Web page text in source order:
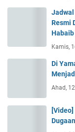
Jadwal
Resmi
Kamis,
Di
Ahad,